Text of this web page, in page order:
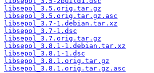
libsepol_3.5.orig.tar.gz
libsepol_3.5.orig.tar.gz.asc
libsepol_3.7-1.debian.tar.xz
libsepol_3.7-1.dsc
libsepol_3.7.orig.tar.gz
libsepol_3.8.1-1.debian.tar.xz
libsepol_3.8.1-1.dsc
libsepol_3.8.1.orig.tar.gz
libsepol_3.8.1.orig.tar.gz.asc